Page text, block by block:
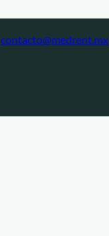
contacto@medrent.mx